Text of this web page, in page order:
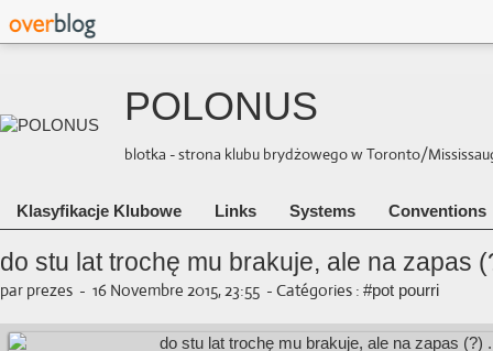
POLONUS
blotka - strona klubu brydżowego w Toronto/
Klasyfikacje Klubowe Links Systems Conventions
do stu lat trochę mu brakuje, ale na zapas
par prezes - 16 Novembre 2015, 23:55 - Catégories : #pot pourri